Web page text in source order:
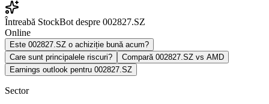
Întreabă StockBot despre 002827.SZ
Online
Este 002827.SZ o achiziție bună acum?
Care sunt principalele riscuri?
Compară 002827.SZ vs AMD
Earnings outlook pentru 002827.SZ
Sector